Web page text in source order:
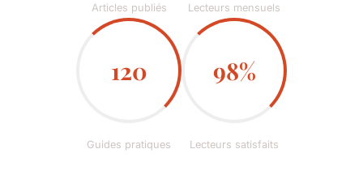
Articles publiés Lecteurs mensuels
120
Guides pratiques
98%
Lecteurs satisfaits